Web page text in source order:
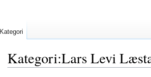
Kategori:Lars Levi
Kategori